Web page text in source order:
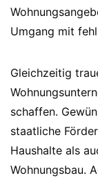
Umgang mit
Gleichzeitig
schaffen.
staatliche
Haushalte als
Wohnungsbau.